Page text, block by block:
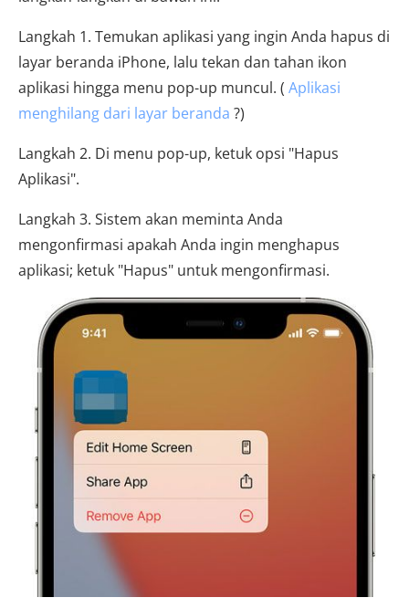
Langkah 1. Temukan aplikasi yang ingin Anda hapus di
layar beranda iPhone, lalu tekan dan tahan ikon
aplikasi hingga menu pop-up muncul. ( Aplikasi
menghilang dari layar beranda ?)
Langkah 2. Di menu pop-up, ketuk opsi "Hapus
Aplikasi".
Langkah 3. Sistem akan meminta Anda
mengonfirmasi apakah Anda ingin menghapus
aplikasi; ketuk "Hapus" untuk mengonfirmasi.